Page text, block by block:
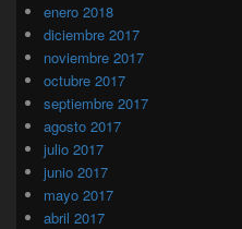
enero 2018
diciembre 2017
noviembre 2017
octubre 2017
septiembre 2017
agosto 2017
julio 2017
junio 2017
mayo 2017
abril 2017